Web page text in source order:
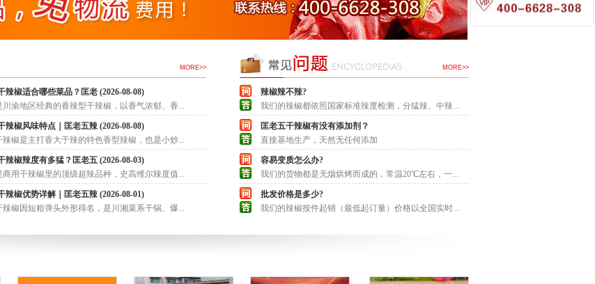
MORE>>
椒优势详解｜匡 七星椒干辣椒适合哪些菜品 皱皮椒干辣椒风味特点｜匡
辣椒适合哪些菜品？匡老 (2026-08-08)
川渝地区经典的香辣型干辣椒，以香气浓郁、香...
辣椒风味特点｜匡老五辣 (2026-08-08)
辣椒是主打香大于辣的特色香型辣椒，也是小炒...
辣椒辣度有多猛？匡老五 (2026-08-03)
商用干辣椒里的顶级超辣品种，史高维尔辣度值...
辣椒优势详解｜匡老五辣 (2026-08-01)
辣椒因短粗弹头外形得名，是川湘菜系干锅、爆...
MORE>>
辣椒辣不辣?
我们的辣椒都依照国家标准辣度检测，分猛辣、中辣...
匡老五干辣椒有没有添加剂？
直接基地生产，天然无任何添加
容易变质怎么办?
我们的货物都是无烟烘烤而成的，常温20℃左右，一...
批发价格是多少?
我们的辣椒按件起销（最低起订量）价格以全国实时...